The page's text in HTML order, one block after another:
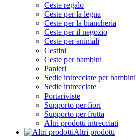
Ceste regalo
Ceste per la legna
Ceste per la biancheria
Ceste per il negozio
Ceste per animali
Cestini
Ceste per bambini
Panieri
Sedie intrecciate per bambini
Sedie intrecciate
Portariviste
Supporto per fiori
Supporto per frutta
Altri prodotti intrecciati
Altri prodotti